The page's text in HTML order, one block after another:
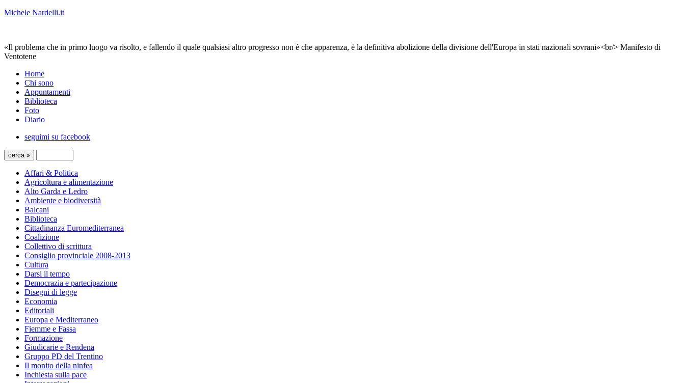
Michele Nardelli.it
«Il problema che in primo luogo va risolto, e fallendo il quale qualsiasi altro progresso non è che apparenza, è la definitiva abolizione della divisione dell'Europa in stati nazionali sovrani»<br/> Manifesto di
Ventotene
Home
Chi sono
Appuntamenti
Biblioteca
Foto
Diario
seguimi su facebook
Affari & Politica
Agricoltura e alimentazione
Alto Garda e Ledro
Ambiente e biodiversità
Balcani
Biblioteca
Cittadinanza Euromediterranea
Coalizione
Collettivo di scrittura
Consiglio provinciale 2008-2013
Cultura
Darsi il tempo
Democrazia e partecipazione
Disegni di legge
Economia
Editoriali
Europa e Mediterraneo
Fiemme e Fassa
Formazione
Giudicarie e Rendena
Gruppo PD del Trentino
Il monito della ninfea
Inchiesta sulla pace